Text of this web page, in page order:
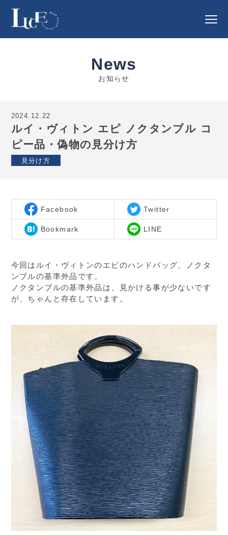
News
お知らせ
2024.12.22
ルイ・ヴィトン エピ ノクタンブル コ
ピー品・偽物の見分け方
見分け方
Facebook Twitter
Bookmark LINE
今回はルイ・ヴィトンのエピのハンドバッグ、ノクタ
ンブルの基準外品です。
ノクタンブルの基準外品は、見かける事が少ないです
が、ちゃんと存在しています。